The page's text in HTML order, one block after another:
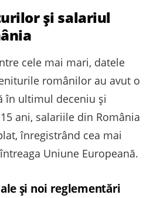
și salariul
cele mai mari, datele
românilor au avut o
în ultimul deceniu și
ani, salariile din România
înregistrând cea mai
Uniune Europeană.
și noi reglementări